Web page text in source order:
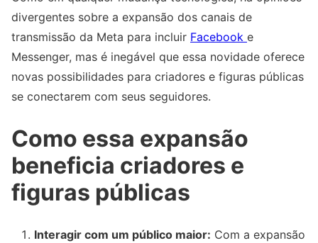
divergentes sobre a expansão dos canais de
transmissão da Meta para incluir Facebook e
Messenger, mas é inegável que essa novidade oferece
novas possibilidades para criadores e figuras públicas
se conectarem com seus seguidores.
Como essa expansão
beneficia criadores e
figuras públicas
Interagir com um público maior: Com a expansão